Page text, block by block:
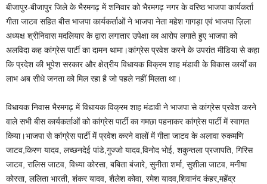
बीजापुर-बीजापुर जिले के भैरमगढ़ में शनिवार को भैरमगढ़ नगर के वरिष्ठ भाजपा कार्यकर्ता
गीता जाटव सहित बीस भाजपा कार्यकर्ताओं ने भाजपा नेता महेश गागड़ा एवं भाजपा ज़िला
अध्यक्ष श्रीनिवास मदलियार के द्वारा लगातार उपेक्षा का आरोप लगाते हुए भाजपा को
अलविदा कह कांग्रेस पार्टी का दामन थामा।कांग्रेस प्रवेश करने के उपरांत मीडिया से कहा
कि प्रदेश की भूपेश सरकार और क्षेत्रीय विधायक विक्रम शाह मंडावी के विकास कार्यों का
लाभ अब सीधे जनता को मिल रहा है जो पहले नहीं मिलता था।
विधायक निवास भैरमगढ़ में विधायक विक्रम शाह मंडावी ने भाजपा से कांग्रेस प्रवेश करने
वाले सभी बीस कार्यकर्ताओं को कांग्रेस पार्टी का गमछा पहनाकर कांग्रेस पार्टी में स्वागत
किया।भाजपा से कांग्रेस पार्टी में प्रवेश करने वालों में गीता जाटव के अलावा रुकमणि
जाटव,किरण यादव, लच्छनदेई पांडे,गुज्जो यादव,विनोद भोई, शकुन्तला प्रजापति, गिरिस
जाटव, रालिस जाटव, विध्या कोरसा, बबिता बंजारे, सुनीता शर्मा, सुशीला जाटव, मनीषा
कोरसा, ललिता भारती, शंकर यादव, शैलेश कोवा, रमेश यादव,शिवानंद कंहर,महेंद्र